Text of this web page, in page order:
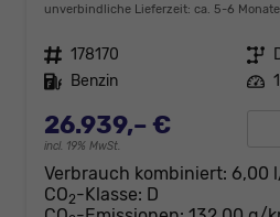
unverbindliche Lieferzeit: ca. 5-6 Monate
Fahrzeugnr. 178170 Getriebe
Kraftstoff Benzin Leistung
26.939,– €
incl. 19% MwSt.
Verbrauch kombiniert: 6,00
CO2-Klasse: D